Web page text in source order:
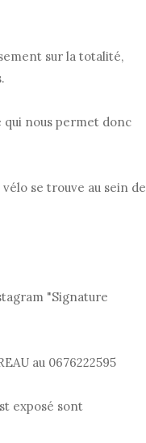
sur la totalité,
nous permet donc
se trouve au sein de
"Signature
au 0676222595
exposé sont